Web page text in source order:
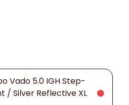
Vado 5.0 IGH Step-
/ Silver Reflective XL